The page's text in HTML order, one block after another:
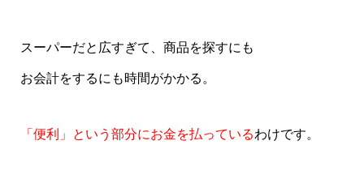
スーパーだと広すぎて、商品を探すにも
お会計をするにも時間がかかる。
「便利」という部分にお金を払っているわけです。